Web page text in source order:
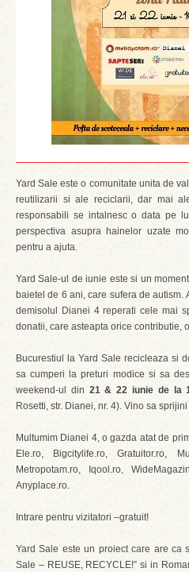
Yard Sale este o comunitate unita de
reutilizarii si ale reciclarii, dar mai
responsabili se intalnesc o data pe
perspectiva asupra hainelor uzate
pentru a ajuta.
Yard Sale-ul de iunie este si un
baietel de 6 ani, care sufera de
demisolul Dianei 4 reperati cele mai
donatii, care asteapta orice contributie,
Bucurestiul la Yard Sale recicleaza si
sa cumperi la preturi modice si sa
weekend-ul din 21 & 22 iunie de la
Rosetti, str. Dianei, nr. 4). Vino sa
Multumim Dianei 4, o gazda atat de
Ele.ro, Bigcitylife.ro, Gratuitor.ro,
Metropotam.ro, Iqool.ro,
Anyplace.ro.
Intrare pentru vizitatori –gratuit!
Yard Sale este un proiect care are ca
Sale – REUSE, RECYCLE!” si in